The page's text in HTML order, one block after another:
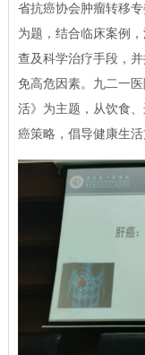
省抗癌协会肿瘤转移
为题，结合临床案例
查及科学治疗手段，
免高危因素。九二一
活》为主题，从饮食
癌策略，倡导健康生活